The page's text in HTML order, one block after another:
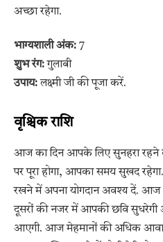
अच्छा रहेगा.
भाग्यशाली अंक: 7
शुभ रंग:गुलाबी
उपाय:लक्ष्मी जी की पूजा करें.
वृश्चिक राशि
आज का दिन आपके लिए सुनहरा
पर पूरा होगा, आपका समय सुखद
रखने में अपना योगदान अवश्य दें. आज
दूसरों की नजर में आपकी छवि सुधरेगी
आएगी. आज मेहमानों की अधिक